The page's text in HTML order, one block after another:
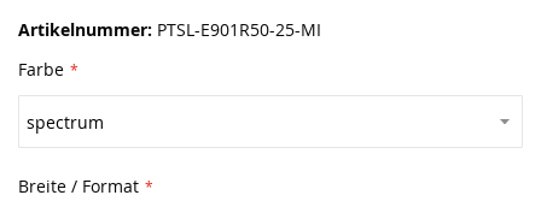
Artikelnummer PTSL-E901R50-25-MI
Farbe
Breite / Format